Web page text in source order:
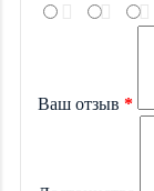
Ваш отзыв